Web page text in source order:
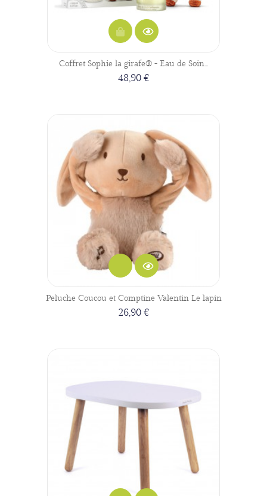
Coffret Sophie la girafe® - Eau de Soin...
48,90 €
Peluche Coucou et Comptine Valentin Le lapin
26,90 €